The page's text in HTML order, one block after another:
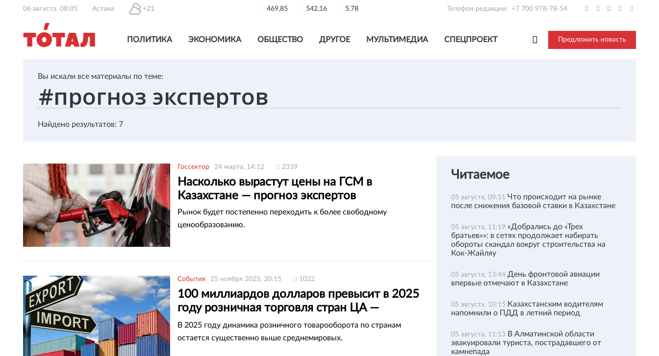
06 августа, 08:05 Астана +21 469,85 542,16 5,78 Телефон редакции: +7 700 978-78-54
ПОЛИТИКА ЭКОНОМИКА ОБЩЕСТВО ДРУГОЕ МУЛЬТИМЕДИА СПЕЦПРОЕКТ Предложить новость
Вы искали все материалы по теме:
Найдено результатов: 7
Госсектор 24 марта, 14:12 2339
Насколько вырастут цены на ГСМ в
Казахстане — прогноз экспертов
Рынок будет постепенно переходить к более свободному
ценообразованию.
События 25 ноября 2025, 20:15 1022
100 миллиардов долларов превысит в 2025
году розничная торговля стран ЦА —
эксперты
В 2025 году динамика розничного товарооборота по странам
остается существенно выше среднемировых.
Читаемое
05 августа, 09:51 Что происходит на рынке
после снижения базовой ставки в Казахстане
05 августа, 11:19 «Добрались до «Трех
братьев»»: в сетях продолжает набирать
обороты скандал вокруг строительства на
Кок-Жайляу
05 августа, 13:44 День фронтовой авиации
впервые отмечают в Казахстане
05 августа, 10:15 Казахстанским водителям
напомнили о ПДД в летний период
05 августа, 11:13 В Алматинской области
эвакуировали туриста, пострадавшего от
камнепада